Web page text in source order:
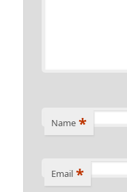
Name *
Email *